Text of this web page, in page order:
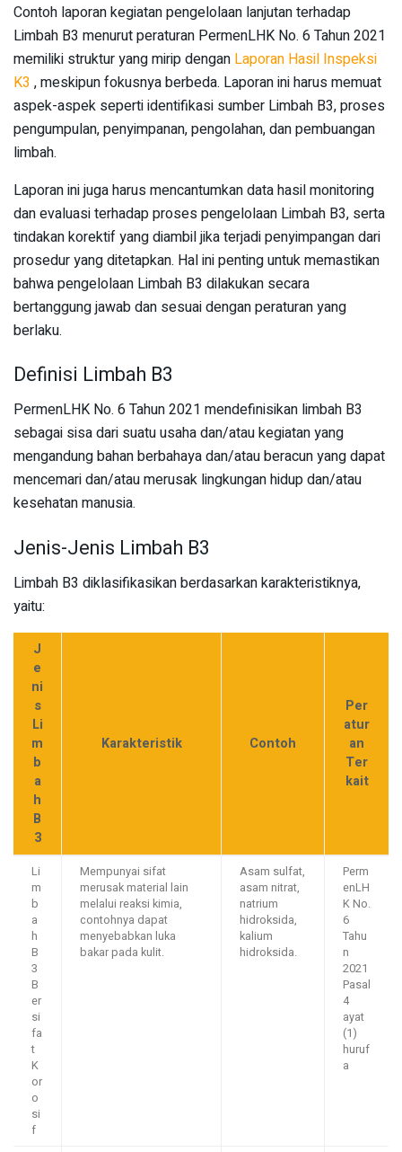
Contoh laporan kegiatan pengelolaan lanjutan terhadap
Limbah B3 menurut peraturan PermenLHK No. 6 Tahun 2021
memiliki struktur yang mirip dengan Laporan Hasil Inspeksi
K3 , meskipun fokusnya berbeda. Laporan ini harus memuat
aspek-aspek seperti identifikasi sumber Limbah B3, proses
pengumpulan, penyimpanan, pengolahan, dan pembuangan
limbah.
Laporan ini juga harus mencantumkan data hasil monitoring
dan evaluasi terhadap proses pengelolaan Limbah B3, serta
tindakan korektif yang diambil jika terjadi penyimpangan dari
prosedur yang ditetapkan. Hal ini penting untuk memastikan
bahwa pengelolaan Limbah B3 dilakukan secara
bertanggung jawab dan sesuai dengan peraturan yang
berlaku.
Definisi Limbah B3
PermenLHK No. 6 Tahun 2021 mendefinisikan limbah B3
sebagai sisa dari suatu usaha dan/atau kegiatan yang
mengandung bahan berbahaya dan/atau beracun yang dapat
mencemari dan/atau merusak lingkungan hidup dan/atau
kesehatan manusia.
Jenis-Jenis Limbah B3
Limbah B3 diklasifikasikan berdasarkan karakteristiknya,
yaitu:
J
e
ni
s
Li
m
b
a
h
B
3
Karakteristik Contoh
Per
atur
an
Ter
kait
Li
m
b
a
h
B
3
B
er
si
fa
t
K
or
o
si
f
Mempunyai sifat
merusak material lain
melalui reaksi kimia,
contohnya dapat
menyebabkan luka
bakar pada kulit.
Asam sulfat,
asam nitrat,
natrium
hidroksida,
kalium
hidroksida.
Perm
enLH
K No.
6
Tahu
n
2021
Pasal
4
ayat
(1)
huruf
a